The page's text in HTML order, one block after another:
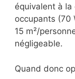
équivalent à la
occupants (70
15 m²/
négligeable.
Quand donc